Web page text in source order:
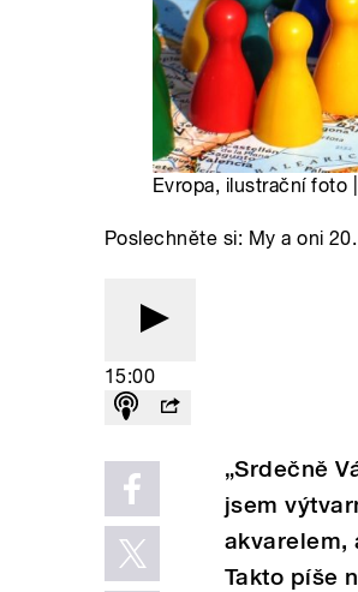
Evropa, ilustrační foto
Poslechněte si: My a oni
15:00
„Srdečně
jsem
akvarelem,
Takto píše